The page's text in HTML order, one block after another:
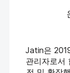
Jatin은
관리자로서